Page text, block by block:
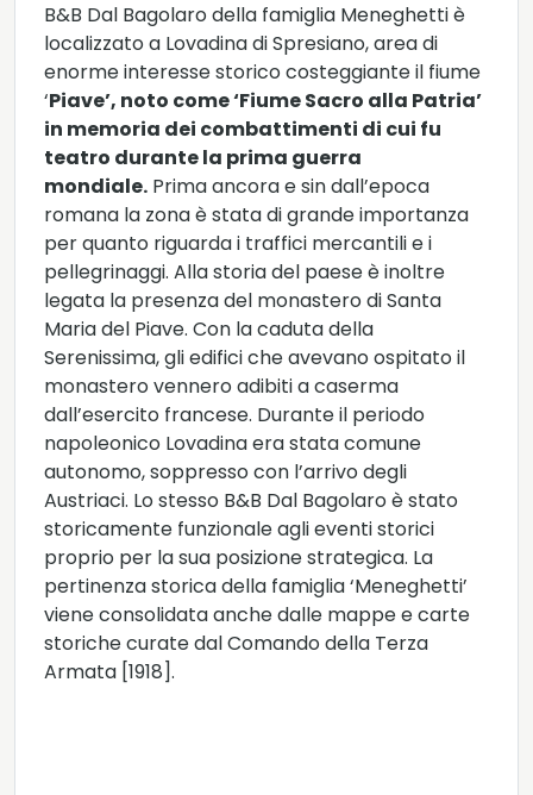
B&B Dal Bagolaro della famiglia Meneghetti è
localizzato a Lovadina di Spresiano, area di
enorme interesse storico costeggiante il fiume
‘Piave’, noto come ‘Fiume Sacro alla Patria’
in memoria dei combattimenti di cui fu
teatro durante la prima guerra
mondiale. Prima ancora e sin dall’epoca
romana la zona è stata di grande importanza
per quanto riguarda i traffici mercantili e i
pellegrinaggi. Alla storia del paese è inoltre
legata la presenza del monastero di Santa
Maria del Piave. Con la caduta della
Serenissima, gli edifici che avevano ospitato il
monastero vennero adibiti a caserma
dall’esercito francese. Durante il periodo
napoleonico Lovadina era stata comune
autonomo, soppresso con l’arrivo degli
Austriaci. Lo stesso B&B Dal Bagolaro è stato
storicamente funzionale agli eventi storici
proprio per la sua posizione strategica. La
pertinenza storica della famiglia ‘Meneghetti’
viene consolidata anche dalle mappe e carte
storiche curate dal Comando della Terza
Armata [1918].